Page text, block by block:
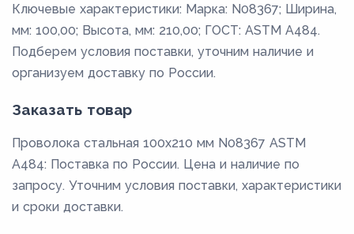
Ключевые характеристики: Марка: N08367; Ширина,
мм: 100,00; Высота, мм: 210,00; ГОСТ: ASTM A484.
Подберем условия поставки, уточним наличие и
организуем доставку по России.
Заказать товар
Проволока стальная 100х210 мм N08367 ASTM
A484: Поставка по России. Цена и наличие по
запросу. Уточним условия поставки, характеристики
и сроки доставки.